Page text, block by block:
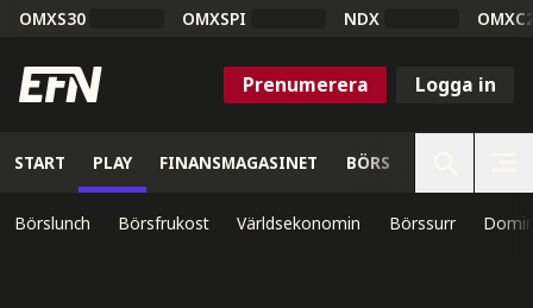
OMXS30 OMXSPI NDX
Prenumerera Logga in
START PLAY FINANSMAGASINET BÖRS
Börslunch Börsfrukost Världsekonomin Börssurr